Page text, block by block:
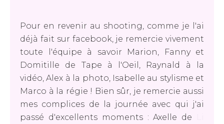
Pour en revenir au shooting, comme je l'ai
déjà fait sur facebook, je remercie vivement
toute l'équipe à savoir Marion, Fanny et
Domitille de Tape à l'Oeil, Raynald à la
vidéo, Alex à la photo, Isabelle au stylisme et
Marco à la régie ! Bien sûr, je remercie aussi
mes complices de la journée avec qui j'ai
passé d'excellents moments : Axelle de